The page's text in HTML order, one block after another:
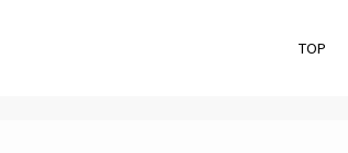
TOP